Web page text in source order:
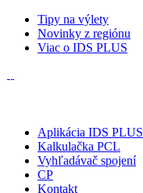
Tipy na výlety
Novinky z regiónu
Viac o IDS PLUS
Aplikácia IDS PLUS
Kalkulačka PCL
Vyhľadávač spojení
CP
Kontakt